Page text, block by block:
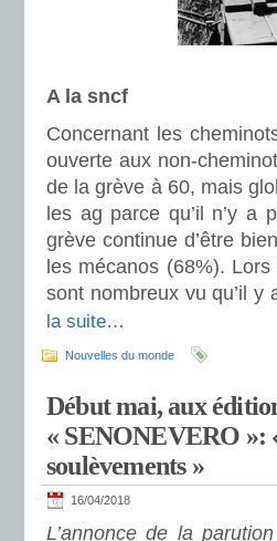
A la sncf
Concernant les
ouverte aux non-
de la grève à 60, mais
les ag parce qu’il n’y a
grève continue d’être
les mécanos (68%).
sont nombreux vu qu’il
la suite…
Nouvelles du monde
Début mai, aux
« SENONEVERO »:
soulèvements »
16/04/2018
L’annonce de la